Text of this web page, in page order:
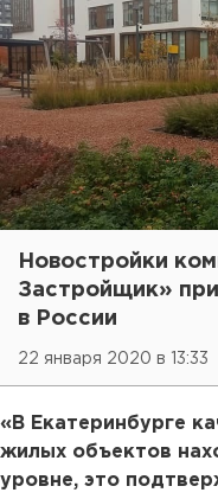
Новостройки
Застройщик»
в России
22 января 2020 в 13:33
«В Екатеринбурге
жилых объектов
уровне, это